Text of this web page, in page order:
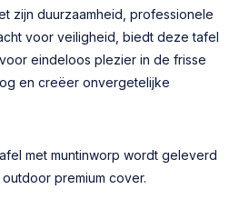
zijn duurzaamheid, professionele
voor veiligheid, biedt deze tafel
eindeloos plezier in de frisse
en creëer onvergetelijke
met muntinworp wordt geleverd
premium cover.